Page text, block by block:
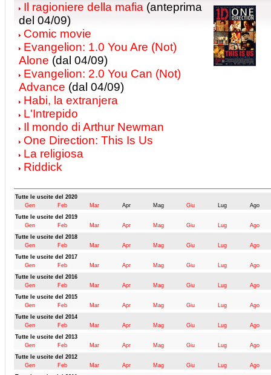
Il ragioniere della mafia (anteprima
del 04/09)
Comic movie
Evangelion: 1.0 You Are (Not)
Alone (dal 04/09)
Evangelion: 2.0 You Can (Not)
Advance (dal 04/09)
Habi, la extranjera
L'Intrepido
Il mondo di Arthur Newman
One Direction: This Is Us
La religiosa
Riddick
Tutte le uscite del 2020
Gen
Feb Mar Apr Mag Giu Lug
Ago
Tutte le uscite del 2019
Gen
Feb Mar Apr Mag Giu Lug
Ago
Tutte le uscite del 2018
Gen
Feb Mar Apr Mag Giu Lug
Ago
Tutte le uscite del 2017
Gen
Feb Mar Apr Mag Giu Lug
Ago
Tutte le uscite del 2016
Gen
Feb Mar Apr Mag Giu Lug
Ago
Tutte le uscite del 2015
Gen
Feb Mar Apr Mag Giu Lug
Ago
Tutte le uscite del 2014
Gen
Feb Mar Apr Mag Giu Lug
Ago
Tutte le uscite del 2013
Gen
Feb Mar Apr Mag Giu Lug
Ago
Tutte le uscite del 2012
Gen
Feb Mar Apr Mag Giu Lug
Ago